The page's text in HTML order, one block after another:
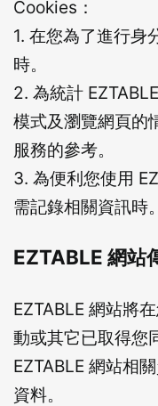
Cookies：
1. 在您為了進行身
時。
2. 為統計
模式及瀏覽網頁的
服務的參考。
3. 為便利您使用
需記錄相關資訊時。
EZTABLE 網站
EZTABLE 網站將
動或其它已取得您
EZTABLE 網站相
資料。